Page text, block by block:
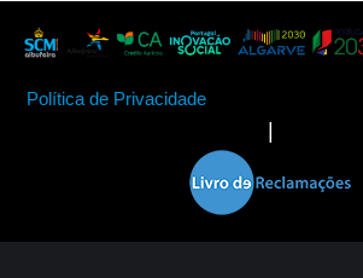
Política de Privacidade
|